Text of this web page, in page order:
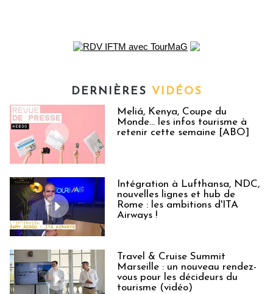
DERNIÈRES VIDÉOS
Meliá, Kenya, Coupe du
Monde… les infos tourisme à
retenir cette semaine [ABO]
Intégration à Lufthansa, NDC,
nouvelles lignes et hub de
Rome : les ambitions d'ITA
Airways !
Travel & Cruise Summit
Marseille : un nouveau rendez-
vous pour les décideurs du
tourisme (vidéo)